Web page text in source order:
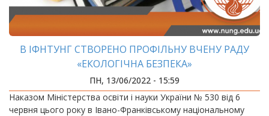
В ІФНТУНГ СТВОРЕНО ПРОФІЛЬНУ ВЧЕНУ РАДУ
«ЕКОЛОГІЧНА БЕЗПЕКА»
ПН, 13/06/2022 - 15:59
Наказом Міністерства освіти і науки України № 530 від 6
червня цього року в Івано-Франківському національному